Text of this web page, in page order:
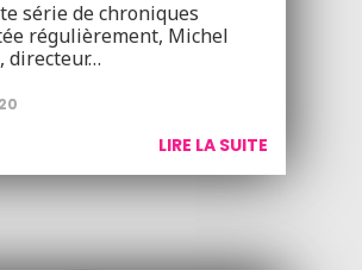
série de chroniques
régulièrement, Michel
directeur…
LIRE LA SUITE